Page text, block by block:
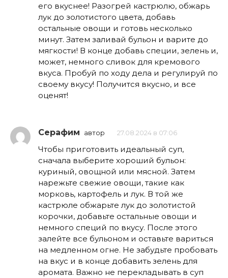
его вкуснее! Разогрей кастрюлю, обжарь
лук до золотистого цвета, добавь
остальные овощи и готовь несколько
минут. Затем заливай бульон и варите до
мягкости! В конце добавь специи, зелень и,
может, немного сливок для кремового
вкуса. Пробуй по ходу дела и регулируй по
своему вкусу! Получится вкусно, и все
оценят!
Серафим автор 27.08.2024 в 07:06
Чтобы приготовить идеальный суп,
сначала выберите хороший бульон:
куриный, овощной или мясной. Затем
нарежьте свежие овощи, такие как
морковь, картофель и лук. В той же
кастрюле обжарьте лук до золотистой
корочки, добавьте остальные овощи и
немного специй по вкусу. После этого
залейте все бульоном и оставьте вариться
на медленном огне. Не забудьте пробовать
на вкус и в конце добавить зелень для
аромата. Важно не перекладывать в суп